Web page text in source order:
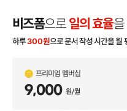
비즈폼으로 일의 효율을
하루300원으로 문서 작성 시간을 월
프리미엄 멤버십
9,000 원/월